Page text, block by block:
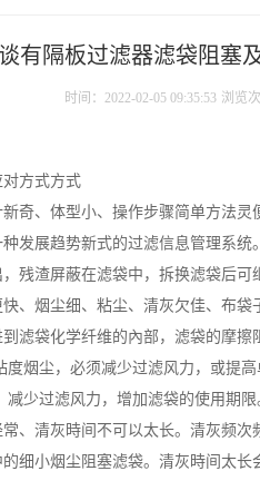
有隔板过滤器滤袋阻塞
时间：2022-02-05 09:35:53 浏览次
方式方式
奇、体型小、操作步骤简单方法
发展趋势新式的过滤信息管理系
残渣屏蔽在滤袋中，拆换滤袋后可
、烟尘细、粘尘、清灰欠佳、布
滤袋化学纤维的內部，滤袋的摩
烟尘，必须减少过滤风力，或提
少过滤风力，增加滤袋的使用期限
、清灰時间不可以太长。清灰频
细小烟尘阻塞滤袋。清灰時间太